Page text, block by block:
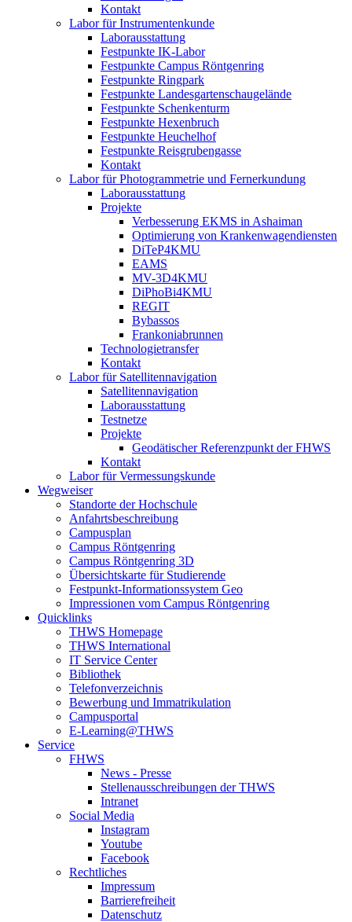
Kontakt
Labor für Instrumentenkunde
Laborausstattung
Festpunkte IK-Labor
Festpunkte Campus Röntgenring
Festpunkte Ringpark
Festpunkte Landesgartenschaugelände
Festpunkte Schenkenturm
Festpunkte Hexenbruch
Festpunkte Heuchelhof
Festpunkte Reisgrubengasse
Kontakt
Labor für Photogrammetrie und Fernerkundung
Laborausstattung
Projekte
Verbesserung EKMS in Ashaiman
Optimierung von Krankenwagendiensten
DiTeP4KMU
EAMS
MV-3D4KMU
DiPhoBi4KMU
REGIT
Bybassos
Frankoniabrunnen
Technologietransfer
Kontakt
Labor für Satellitennavigation
Satellitennavigation
Laborausstattung
Testnetze
Projekte
Geodätischer Referenzpunkt der FHWS
Kontakt
Labor für Vermessungskunde
Wegweiser
Standorte der Hochschule
Anfahrtsbeschreibung
Campusplan
Campus Röntgenring
Campus Röntgenring 3D
Übersichtskarte für Studierende
Festpunkt-Informationssystem Geo
Impressionen vom Campus Röntgenring
Quicklinks
THWS Homepage
THWS International
IT Service Center
Bibliothek
Telefonverzeichnis
Bewerbung und Immatrikulation
Campusportal
E-Learning@THWS
Service
FHWS
News - Presse
Stellenausschreibungen der THWS
Intranet
Social Media
Instagram
Youtube
Facebook
Rechtliches
Impressum
Barrierefreiheit
Datenschutz